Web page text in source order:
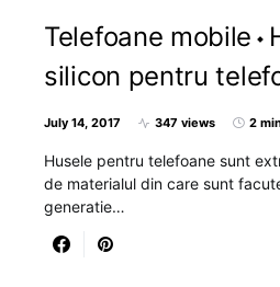
Telefoane mobile
silicon pentru
July 14, 2017 347 views 2
Husele pentru telefoane sunt
de materialul din care sunt
generatie…